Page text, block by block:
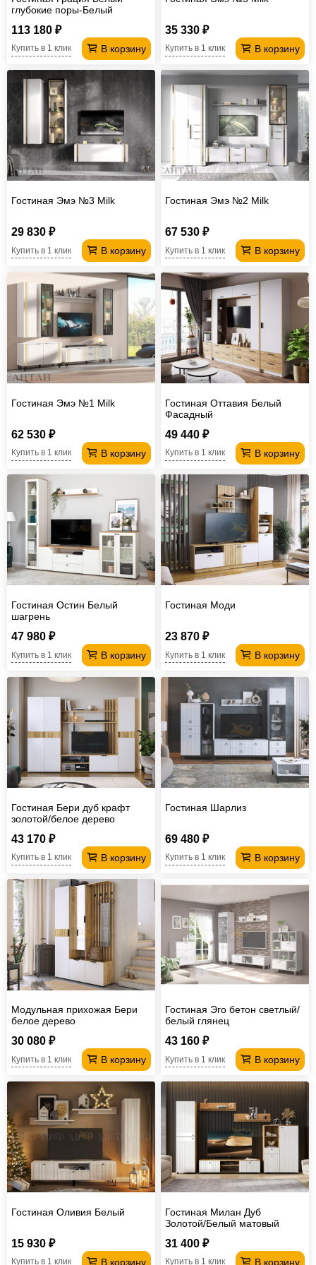
глубокие поры-Белый
113 180 ₽
В корзину
Купить в 1 клик
35 330 ₽
В корзину
Купить в 1 клик
Гостиная Эмэ №3 Milk
29 830 ₽
В корзину
Купить в 1 клик
Гостиная Эмэ №2 Milk
67 530 ₽
В корзину
Купить в 1 клик
Гостиная Эмэ №1 Milk
62 530 ₽
В корзину
Купить в 1 клик
Гостиная Оттавия Белый
Фасадный
49 440 ₽
В корзину
Купить в 1 клик
Гостиная Остин Белый
шагрень
47 980 ₽
В корзину
Купить в 1 клик
Гостиная Моди
23 870 ₽
В корзину
Купить в 1 клик
Гостиная Бери дуб крафт
золотой/белое дерево
43 170 ₽
В корзину
Купить в 1 клик
Гостиная Шарлиз
69 480 ₽
В корзину
Купить в 1 клик
Модульная прихожая Бери
белое дерево
30 080 ₽
В корзину
Купить в 1 клик
Гостиная Эго бетон светлый/
белый глянец
43 160 ₽
В корзину
Купить в 1 клик
Гостиная Оливия Белый
15 930 ₽
В корзину
Купить в 1 клик
Гостиная Милан Дуб
Золотой/Белый матовый
31 400 ₽
В корзину
Купить в 1 клик